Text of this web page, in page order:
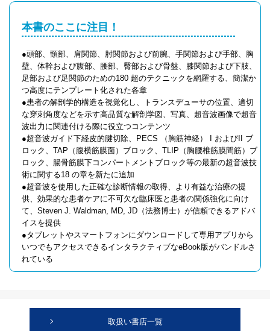
本書のここに注目！
●頭部、頸部、肩関節、肘関節および前腕、手関節および手部、胸
壁、体幹および腹部、腰部、臀部および骨盤、膝関節および下肢、
足部および足関節のための180 超のテクニックを網羅する、簡潔か
つ高度にテンプレート化された各章
●患者の解剖学的構造を視覚化し、トランスデューサの位置、適切
な穿刺角度などを示す高品質な解剖学図、写真、超音波画像で超音
波出力に関連付ける際に役立つコンテンツ
●超音波ガイド下経皮的腱切除、PECS （胸筋神経） I およびII ブ
ロック、TAP（腹横筋膜面）ブロック、TLIP（胸腰椎筋膜間筋）ブ
ロック、腸骨筋膜下コンパートメントブロック等の最新の超音波技
術に関する18 の章を新たに追加
●超音波を使用した正確な診断情報の取得、より有益な治療の提
供、効果的な患者ケアに不可欠な臨床医と患者の関係強化に向け
て、Steven J. Waldman, MD, JD（法務博士）が信頼できるアドバ
イスを提供
●タブレットやスマートフォンにダウンロードして専用アプリから
いつでもアクセスできるインタラクティブなeBook版がバンドルさ
れている
取扱い書店一覧